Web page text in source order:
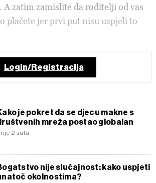
A zatim zamislite da roditelji od vas
plačete jer prvi put nisu uspjeli to
Login/Registracija
je pokret da se djecu makne s
mreža postao globalan
2 sata
nije slučajnost: kako uspjeti
okolnostima?